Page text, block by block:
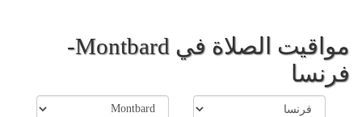
مواقيت الصلاة في Montbard-
فرنسا